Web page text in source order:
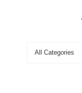
Search